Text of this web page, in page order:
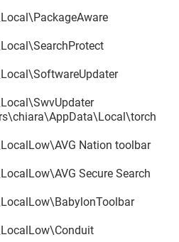
Nation toolbar
Secure Search